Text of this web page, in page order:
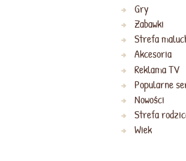
Gry
Zabawki
Strefa
Akcesoria
Reklama TV
Popularne
Nowości
Strefa
Wiek